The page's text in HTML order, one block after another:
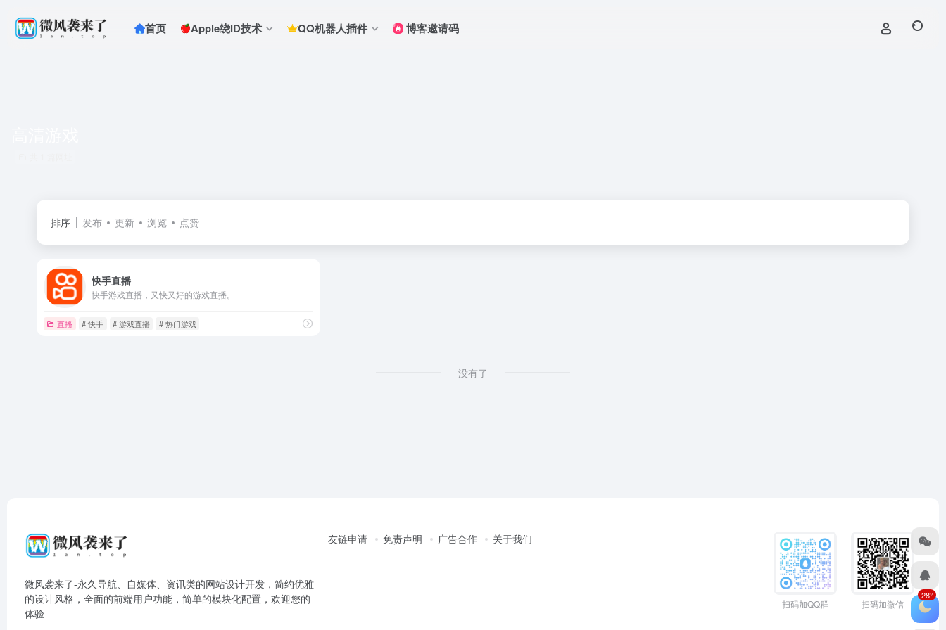
首页 Apple绕ID技术 QQ机器人插件 博客邀请码
排序 发布 更新 浏览 点赞
快手直播
快手游戏直播，又快又好的游戏直播。
直播 # 快手 # 游戏直播 # 热门游戏
没有了
微风袭来了-永久导航、自媒体、资讯类的网站设计开发，简约优雅
的设计风格，全面的前端用户功能，简单的模块化配置，欢迎您的
体验
友链申请 免责声明 广告合作 关于我们
扫码加QQ群 扫码加微信
28°